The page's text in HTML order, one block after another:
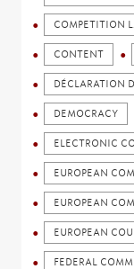
COMPETITION
CONTENT
DÉCLARATION
DEMOCRACY
ELECTRONIC
EUROPEAN
EUROPEAN
EUROPEAN
FEDERAL